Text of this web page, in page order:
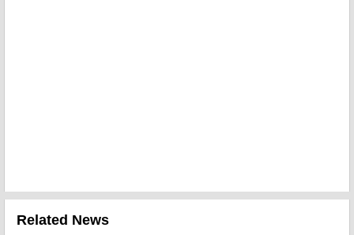
Related News